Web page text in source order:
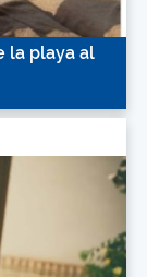
la playa al